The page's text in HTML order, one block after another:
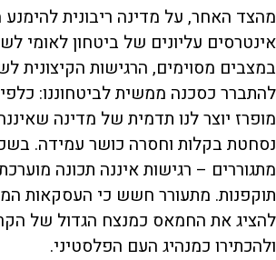
מהצד האחר, על מדינה ריבונית
אינטרסים עליונים של ביטחון לאומי
במצבים מסוימים, הרגישות הקיצונית
להתברר כסכנה ממשית לביטחוננו:
מופרז יוצר לנו תדמית של מדינה
נסחטת בקלות וחסרה כושר עמידה.
מתגוררים – רגישות איננה תכונה
תוקפנות. מתעורר חשש כי העסקאות
להציג את החמאס כמנצח הגדול של
ולהכתירו כמנהיג העם הפלסטיני.